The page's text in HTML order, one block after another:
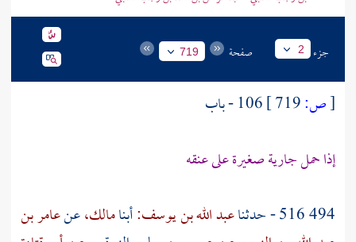
جزء 2 صفحة 719
[ص:
106 - باب
إذا حمل جارية صغيرة على عنقه
494 516 - حدثنا
عبد الله بن يوسف:أبنامالك،عنعامر بن